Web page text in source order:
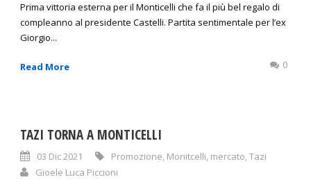
Prima vittoria esterna per il Monticelli che fa il più bel regalo di
compleanno al presidente Castelli. Partita sentimentale per l’ex
Giorgio...
Read More 0
TAZI TORNA A MONTICELLI
03 Dic 2021 Promozione, Monitcelli, mercato,Tazi
Gioele Luca Piccioni